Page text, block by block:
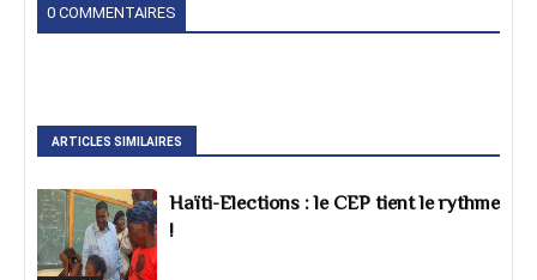
0 COMMENTAIRES
ARTICLES SIMILAIRES
Haïti-Elections : le CEP tient le rythme
!